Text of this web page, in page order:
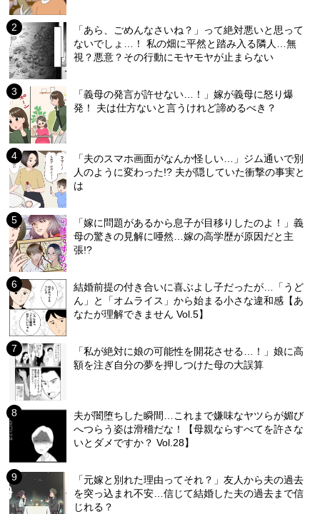
「あら、ごめんなさいね？」って絶対悪いと思って
ないでしょ…！ 私の畑に平然と踏み入る隣人…無
視？悪意？その行動にモヤモヤが止まらない
「義母の発言が許せない…！」嫁が義母に怒り爆
発！ 夫は仕方ないと言うけれど諦めるべき？
「夫のスマホ画面がなんか怪しい…」ジム通いで別
人のように変わった!? 夫が隠していた衝撃の事実と
は
「嫁に問題があるから息子が目移りしたのよ！」義
母の驚きの見解に唖然…嫁の高学歴が原因だと主
張!?
結婚前提の付き合いに喜ぶよし子だったが…「うど
ん」と「オムライス」から始まる小さな違和感【あ
なたが理解できません Vol.5】
「私が絶対に娘の可能性を開花させる…！」娘に高
額を注ぎ自分の夢を押しつけた母の大誤算
夫が闇堕ちした瞬間…これまで嫌味なヤツらが媚び
へつらう姿は滑稽だな！【母親ならすべてを許さな
いとダメですか？ Vol.28】
「元嫁と別れた理由ってそれ？」友人から夫の過去
を突っ込まれ不安…信じて結婚した夫の過去まで信
じれる？